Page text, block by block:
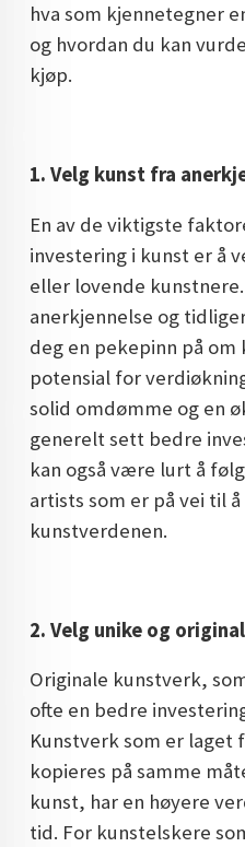
DOPAMIN DECOR NORGE
hva som kjennetegner
og hvordan du kan
kjøp.
1. Velg kunst fra
En av de viktigste
investering i kunst er å
eller lovende
anerkjennelse og
deg en pekepinn på
potensial for
solid omdømme og en
generelt sett bedre
kan også være lurt å
artists som er på vei til
kunstverdenen.
2. Velg unike og
Originale kunstverk,
ofte en bedre
Kunstverk som er laget
kopieres på samme
kunst, har en høyere
tid. For kunstelskere